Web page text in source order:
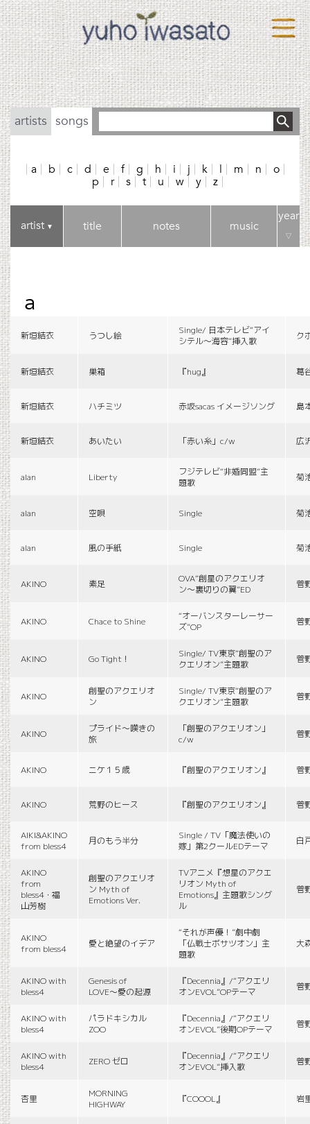
artists songs
a b c d e f g h i j k l m n
o
p
r s t u w y z
artist▼ title notes music
year
▽
a
新垣結衣 うつし絵
Single/ 日本テレビ“アイ
シテル〜海容”挿入歌
ク
新垣結衣 巣箱 『hug』 葛
新垣結衣 ハチミツ 赤坂sacas イメージソング 島
新垣結衣 あいたい 「赤い糸」c/w 広
alan Liberty
フジテレビ“非婚同盟”主
題歌
菊
alan 空唄 Single 菊
alan 風の手紙 Single 菊
AKINO 素足
OVA“創星のアクエリオ
ン〜裏切りの翼”ED
菅
AKINO Chace to Shine
“オーバンスターレーサー
ズ”OP
菅
AKINO Go Tight！
Single/ TV東京“創聖のア
クエリオン”主題歌
菅
AKINO
創聖のアクエリオ
ン
Single/ TV東京“創聖のア
クエリオン”主題歌
菅
AKINO
プライド〜嘆きの
旅
「創聖のアクエリオン」
c/w
菅
AKINO ニケ１５歳 『創聖のアクエリオン』 菅
AKINO 荒野のヒース 『創聖のアクエリオン』 菅
AIKI&AKINO
from bless4
月のもう半分
Single / TV「魔法使いの
嫁」第2クールEDテーマ
白
AKINO
from
bless4・福
山芳樹
創聖のアクエリオ
ン Myth of
Emotions Ver.
TVアニメ『想星のアクエ
リオン Myth of
Emotions』主題歌シング
ル
菅
AKINO
from bless4
愛と絶望のイデア
“それが声優！”劇中劇
「仏戦士ボサツオン」主
題歌
大
AKINO with
bless4
Genesis of
LOVE〜愛の起源
『Decennia』/“アクエリ
オンEVOL”OPテーマ
菅
AKINO with
bless4
パラドキシカル
ZOO
『Decennia』/“アクエリ
オンEVOL”後期OPテーマ
菅
AKINO with
bless4
ZERO ゼロ
『Decennia』/“アクエリ
オンEVOL”挿入歌
菅
杏里
MORNING
HIGHWAY
『COOOL』 岩